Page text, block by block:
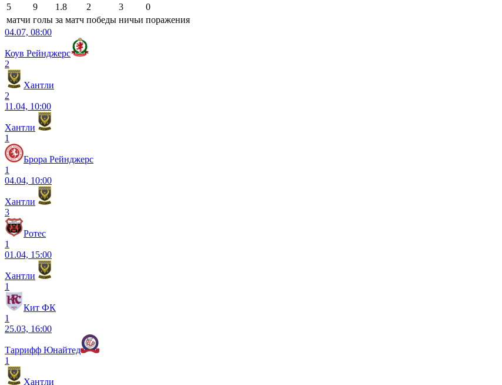
5
9 1.8 2 3
0
матчи голы за матч победы ничьи поражения
04.07, 08:00
Коув Рейнджерс
2
Хантли
2
11.04, 10:00
Хантли
1
Брора Рейнджерс
1
04.04, 10:00
Хантли
3
Ротес
1
01.04, 15:00
Хантли
1
Кит ФК
1
25.03, 16:00
Таррифф Юнайтед
1
Хантли